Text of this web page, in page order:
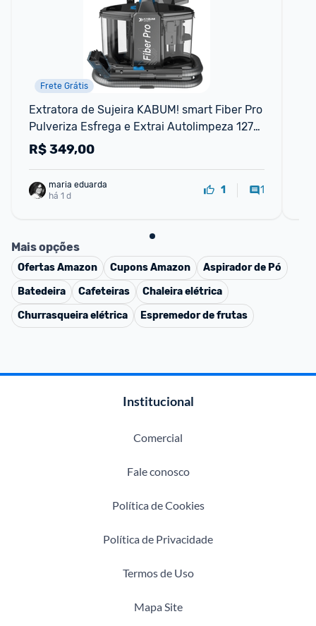
Frete Grátis
Extratora de Sujeira KABUM! smart Fiber Pro
Pulveriza Esfrega e Extrai Autolimpeza 127V
- KSEL010
R$349,00
maria eduarda
há 1 d
1 1
Mais opções
OfertasAmazon CuponsAmazon
Aspirador de Pó
Batedeira
Cafeteiras
Chaleira elétrica
Churrasqueira elétrica
Espremedor de frutas
Institucional
Comercial
Fale conosco
Política de Cookies
Política de Privacidade
Termos de Uso
Mapa Site